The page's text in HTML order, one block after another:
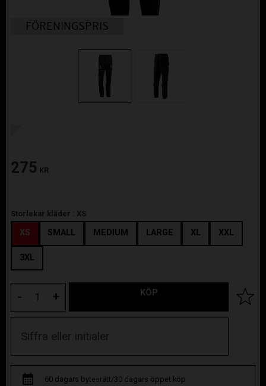
FÖRENINGSPRIS
275 KR
Storlekar kläder : XS
XS SMALL MEDIUM LARGE XL XXL
3XL
+
- KÖP Lägg
60 dagars bytesrätt/30 dagars öppet köp